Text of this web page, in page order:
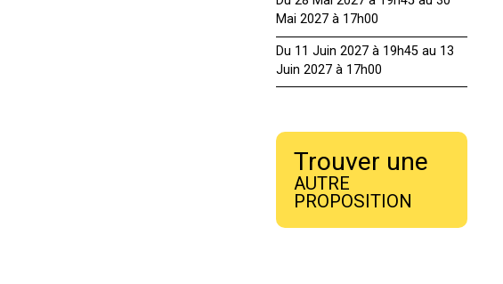
Mai 2027 à 17h00
Du 11 Juin 2027 à 19h45 au 13
Juin 2027 à 17h00
Trouver une
AUTRE
PROPOSITION